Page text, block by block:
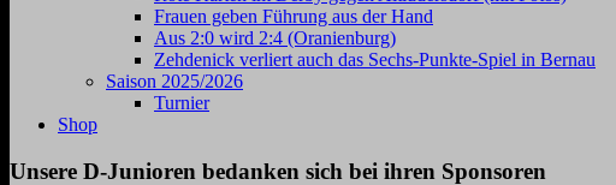
Frauen geben Führung aus der Hand
Aus 2:0 wird 2:4 (Oranienburg)
Zehdenick verliert auch das Sechs-Punkte-Spiel in Bernau
Saison 2025/2026
Turnier
Shop
Unsere D-Junioren bedanken sich bei ihren Sponsoren